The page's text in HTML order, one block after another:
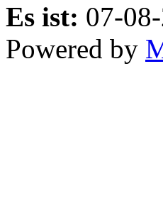
Es ist: 07-
Powered by